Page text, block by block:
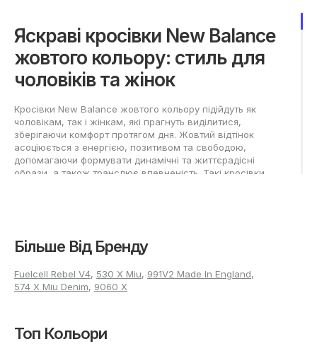
Яскраві кросівки New Balance
жовтого кольору: стиль для
чоловіків та жінок
Кросівки New Balance жовтого кольору підійдуть як
чоловікам, так і жінкам, які прагнуть виділитися,
зберігаючи комфорт протягом дня. Жовтий відтінок
асоціюється з енергією, позитивом та свободою,
допомагаючи формувати динамічні та життєрадісні
образи, а також транслює впевненість. Такі кросівки
ритму життя. Застосування сучасних матеріалів та
варіантом для носіння щодня.
Чоловікам доступні жовті New Balance у класичному та
сучасному виконанні з відомими моделями. У лінійку
Більше Від Бренду
Fuelcell Rebel V4, 530 X Miu, 991V2 Made In England,
574 X Miu Denim, 9060 X
Топ Кольори